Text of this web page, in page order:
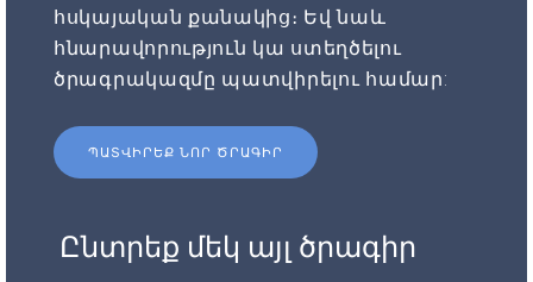
հսկայական քանակից։ Եվ նաև
հնարավորություն կա ստեղծելու
ծրագրակազմը պատվիրելու համար:
ՊԱՏՎԻՐԵՔ ՆՈՐ ԾՐԱԳԻՐ
Ընտրեք մեկ այլ ծրագիր